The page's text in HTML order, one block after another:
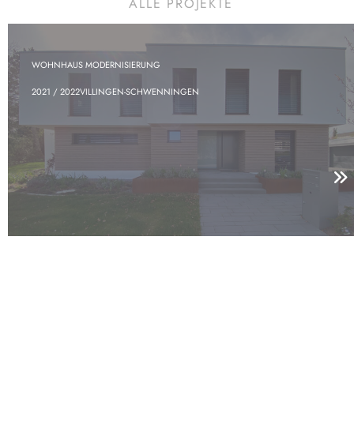
WOHNHAUS MODERNISIERUNG
2021 / 2022VILLINGEN-SCHWENNINGEN